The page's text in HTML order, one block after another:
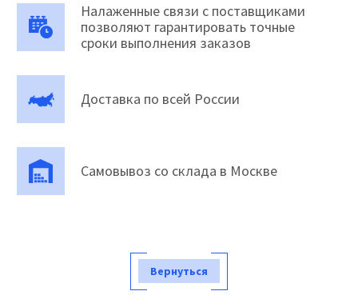
Налаженные связи с поставщиками
позволяют гарантировать точные
сроки выполнения заказов
Доставка по всей России
Самовывоз со склада в Москве
Вернуться